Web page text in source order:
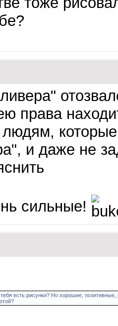
права
и даже не
сильные!
есть рисунки? Но хорошие,